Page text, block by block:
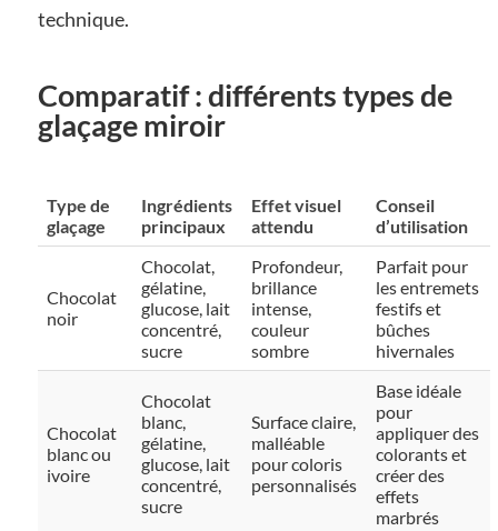
technique.
Comparatif : différents types de
glaçage miroir
Type de
glaçage
Ingrédients
principaux
Effet visuel
attendu
Conseil
d’utilisation
Chocolat
noir
Chocolat,
gélatine,
glucose, lait
concentré,
sucre
Profondeur,
brillance
intense,
couleur
sombre
Parfait pour
les entremets
festifs et
bûches
hivernales
Chocolat
blanc ou
ivoire
Chocolat
blanc,
gélatine,
glucose, lait
concentré,
sucre
Surface claire,
malléable
pour coloris
personnalisés
Base idéale
pour
appliquer des
colorants et
créer des
effets
marbrés